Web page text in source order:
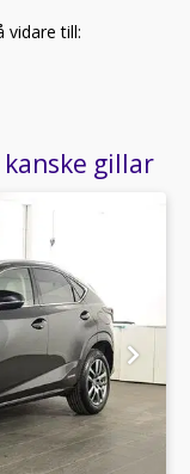
vidare till:
gillar